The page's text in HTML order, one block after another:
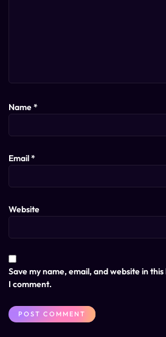
Name*
Email*
Website
Save my name, email, and website in
I comment.